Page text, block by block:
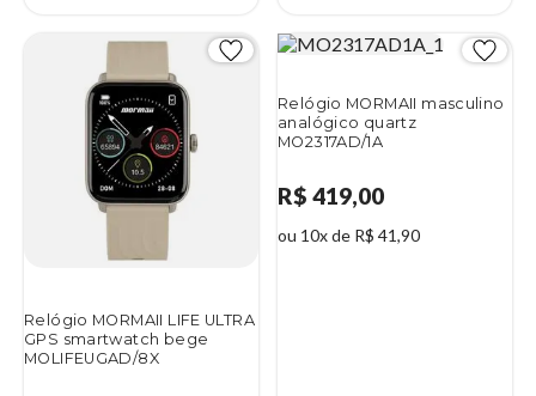
Relógio MORMAII LIFE ULTRA
GPS smartwatch bege
MOLIFEUGAD/8X
Relógio MORMAII masculino
analógico quartz
MO2317AD/1A
R$ 419,00
ou 10x de R$ 41,90